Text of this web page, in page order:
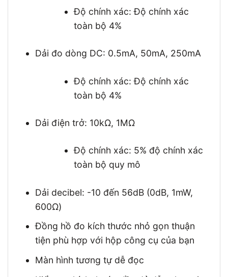
Độ chính xác: Độ chính xác
toàn bộ 4%
Dải đo dòng DC: 0.5mA, 50mA, 250mA
Độ chính xác: Độ chính xác
toàn bộ 4%
Dải điện trở: 10kΩ, 1MΩ
Độ chính xác: 5% độ chính xác
toàn bộ quy mô
Dải decibel: -10 đến 56dB (0dB, 1mW,
600Ω)
Đồng hồ đo kích thước nhỏ gọn thuận
tiện phù hợp với hộp công cụ của bạn
Màn hình tương tự dễ đọc